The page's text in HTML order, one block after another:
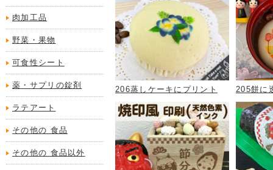
肉加工品
野菜・果物
可食性シート
薬・サプリの錠剤
ラテアート
その他の 食品
その他の 食品以外
206蒸しケーキにプリント 205餅に